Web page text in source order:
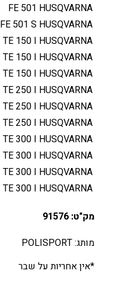
HUSQVARNA
FE 501
HUSQVARNA
FE 501 S
HUSQVARNA
TE 150 I
HUSQVARNA
TE 150 I
HUSQVARNA
TE 150 I
HUSQVARNA
TE 250 I
HUSQVARNA
TE 250 I
HUSQVARNA
TE 250 I
HUSQVARNA
TE 300 I
HUSQVARNA
TE 300 I
HUSQVARNA
TE 300 I
HUSQVARNA
TE 300 I
מק"ט: 91576
מותג: POLISPORT
*אין אחריות על שבר